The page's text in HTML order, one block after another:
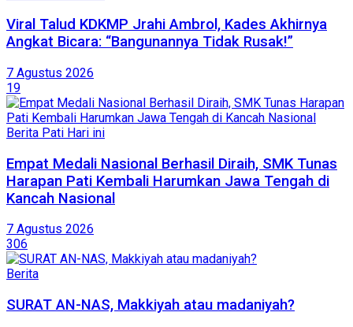
Viral Talud KDKMP Jrahi Ambrol, Kades Akhirnya
Angkat Bicara: “Bangunannya Tidak Rusak!”
7 Agustus 2026
19
Berita Pati Hari ini
Empat Medali Nasional Berhasil Diraih, SMK Tunas
Harapan Pati Kembali Harumkan Jawa Tengah di
Kancah Nasional
7 Agustus 2026
306
Berita
SURAT AN-NAS, Makkiyah atau madaniyah?